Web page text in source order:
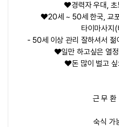
❤️경력자 우대,
❤️20세 ~ 50세 한국, 교
타이마사지(태
- 50세 이상 관리 잘하셔서 젊
❤️일만 하고싶은 열
❤️돈 많이 벌고
근 무 환
숙식 가